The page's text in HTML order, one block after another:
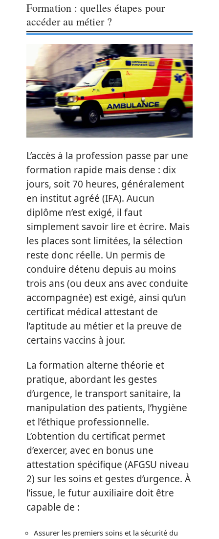
Formation : quelles étapes pour
accéder au métier ?
L’accès à la profession passe par une
formation rapide mais dense : dix
jours, soit 70 heures, généralement
en institut agréé (IFA). Aucun
diplôme n’est exigé, il faut
simplement savoir lire et écrire. Mais
les places sont limitées, la sélection
reste donc réelle. Un permis de
conduire détenu depuis au moins
trois ans (ou deux ans avec conduite
accompagnée) est exigé, ainsi qu’un
certificat médical attestant de
l’aptitude au métier et la preuve de
certains vaccins à jour.
La formation alterne théorie et
pratique, abordant les gestes
d’urgence, le transport sanitaire, la
manipulation des patients, l’hygiène
et l’éthique professionnelle.
L’obtention du certificat permet
d’exercer, avec en bonus une
attestation spécifique (AFGSU niveau
2) sur les soins et gestes d’urgence. À
l’issue, le futur auxiliaire doit être
capable de :
Assurer les premiers soins et la sécurité du